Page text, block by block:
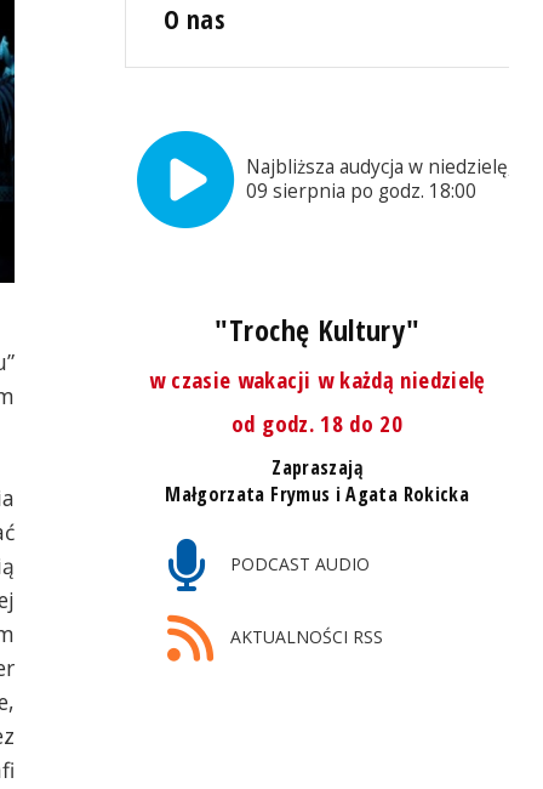
O nas
Najbliższa audycja w niedzielę,
09 sierpnia po godz. 18:00
"Trochę Kultury"
w czasie wakacji w każdą niedzielę
od godz. 18 do 20
Zapraszają
Małgorzata Frymus i Agata Rokicka
PODCAST AUDIO
AKTUALNOŚCI RSS